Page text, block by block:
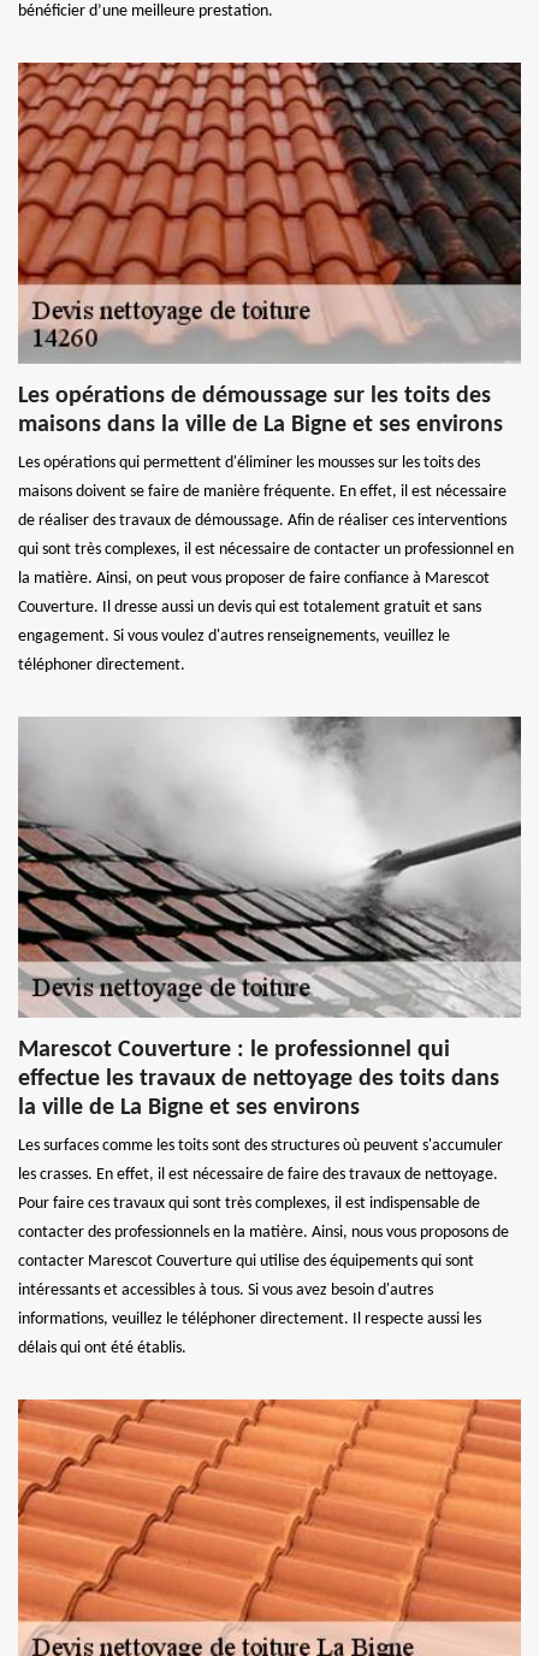
bénéficier d’une meilleure prestation.
Les opérations de démoussage sur les toits des
maisons dans la ville de La Bigne et ses environs
Les opérations qui permettent d'éliminer les mousses sur les toits des
maisons doivent se faire de manière fréquente. En effet, il est nécessaire
de réaliser des travaux de démoussage. Afin de réaliser ces interventions
qui sont très complexes, il est nécessaire de contacter un professionnel en
la matière. Ainsi, on peut vous proposer de faire confiance à Marescot
Couverture. Il dresse aussi un devis qui est totalement gratuit et sans
engagement. Si vous voulez d'autres renseignements, veuillez le
téléphoner directement.
Marescot Couverture : le professionnel qui
effectue les travaux de nettoyage des toits dans
la ville de La Bigne et ses environs
Les surfaces comme les toits sont des structures où peuvent s'accumuler
les crasses. En effet, il est nécessaire de faire des travaux de nettoyage.
Pour faire ces travaux qui sont très complexes, il est indispensable de
contacter des professionnels en la matière. Ainsi, nous vous proposons de
contacter Marescot Couverture qui utilise des équipements qui sont
intéressants et accessibles à tous. Si vous avez besoin d'autres
informations, veuillez le téléphoner directement. Il respecte aussi les
délais qui ont été établis.